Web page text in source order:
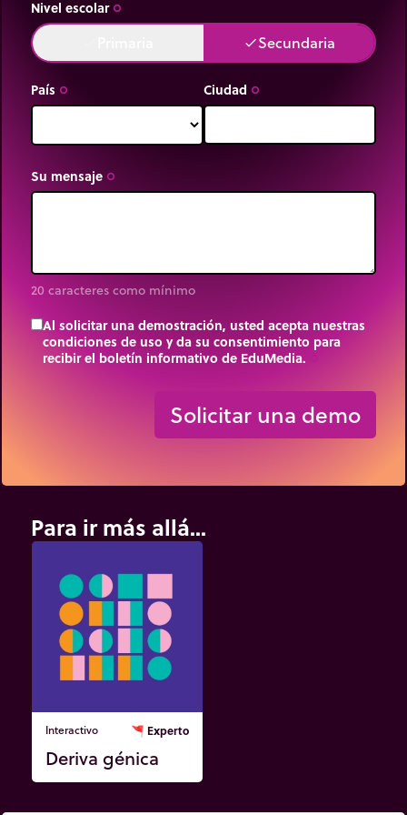
Nivel escolar trip_origin
doneSecundaria
País trip_origin Ciudad trip_origin
Su mensaje trip_origin
20 caracteres como mínimo
Al solicitar una demostración, usted acepta nuestras
condiciones de uso y da su consentimiento para
recibir el boletín informativo de EduMedia.
Solicitar una demo
Para ir más allá...
Interactivo 🚩 Experto
Deriva génica